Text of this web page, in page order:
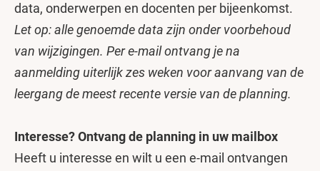
data, onderwerpen en docenten per bijeenkomst.
Let op: alle genoemde data zijn onder voorbehoud
van wijzigingen. Per e-mail ontvang je na
aanmelding uiterlijk zes weken voor aanvang van de
leergang de meest recente versie van de planning.
Interesse? Ontvang de planning in uw mailbox
Heeft u interesse en wilt u een e-mail ontvangen